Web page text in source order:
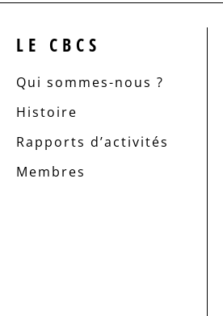
LE CBCS
Qui sommes-nous ?
Histoire
Rapports d’activités
Membres